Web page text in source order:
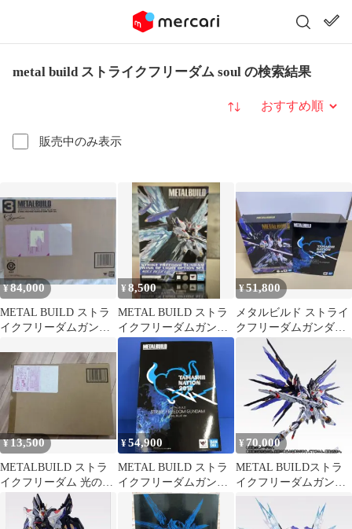
metal build ストライクフリーダム soul の検索結果
販売中のみ表示
並び替え
¥84,000
METAL BUILD ストラ
イクフリーダムガンダ
¥8,500
METAL BUILD ストラ
イクフリーダムガンダ
ム SOUL BLUE Ver
¥51,800
メタルビルド ストライ
クフリーダムガンダム
SOUL BLUE Ver.
¥13,500
METALBUILD ストラ
イクフリーダム 光の翼
オプション SOUL
BLUE
¥54,900
METAL BUILD ストラ
イクフリーダムガンダ
ム SOUL BLUE Ver
¥ 70,000
METAL BUILDストラ
イクフリーダムガンダ
ムSOUL BLUE 光の翼